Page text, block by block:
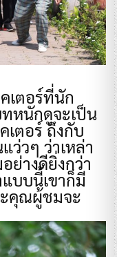
เตอร์ที่นัก
หนักดูจะเป็น
เตอร์ ถึงกับ
ว่วๆ ว่าเหล่า
ย่างดียิ่งกว่า
บบนี้เขาก็มี
คุณผู้ชมจะ